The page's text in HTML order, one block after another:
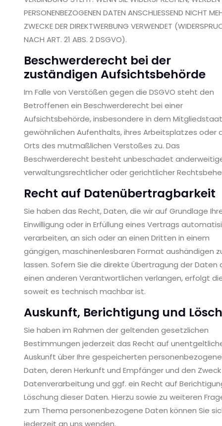
PERSONENBEZOGENEN DATEN ANSCHLIESSEND NICHT
ZWECKE DER DIREKTWERBUNG VERWENDET
NACH ART. 21 ABS. 2 DSGVO).
Beschwerde­recht bei der
zuständigen Aufsichts­behörde
Im Falle von Verstößen gegen die DSGVO steht den
Betroffenen ein Beschwerderecht bei einer
Aufsichtsbehörde, insbesondere in dem
gewöhnlichen Aufenthalts, ihres Arbeitsplatzes oder
Orts des mutmaßlichen Verstoßes zu. Das
Beschwerderecht besteht unbeschadet
verwaltungsrechtlicher oder gerichtlicher
Recht auf Daten­übertrag­barkeit
Sie haben das Recht, Daten, die wir auf Grundlage
Einwilligung oder in Erfüllung eines Vertrags
verarbeiten, an sich oder an einen Dritten in einem
gängigen, maschinenlesbaren Format aushändigen
lassen. Sofern Sie die direkte Übertragung der Daten
einen anderen Verantwortlichen verlangen, erfolgt
soweit es technisch machbar ist.
Auskunft, Berichtigung und
Sie haben im Rahmen der geltenden gesetzlichen
Bestimmungen jederzeit das Recht auf
Auskunft über Ihre gespeicherten
Daten, deren Herkunft und Empfänger und den
Datenverarbeitung und ggf. ein Recht auf
Löschung dieser Daten. Hierzu sowie zu weiteren
zum Thema personenbezogene Daten können Sie
jederzeit an uns wenden.